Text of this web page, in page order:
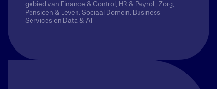
gebied van Finance & Control, HR & Payroll, Zorg,
Pensioen & Leven, Sociaal Domein, Business
Services en Data & AI